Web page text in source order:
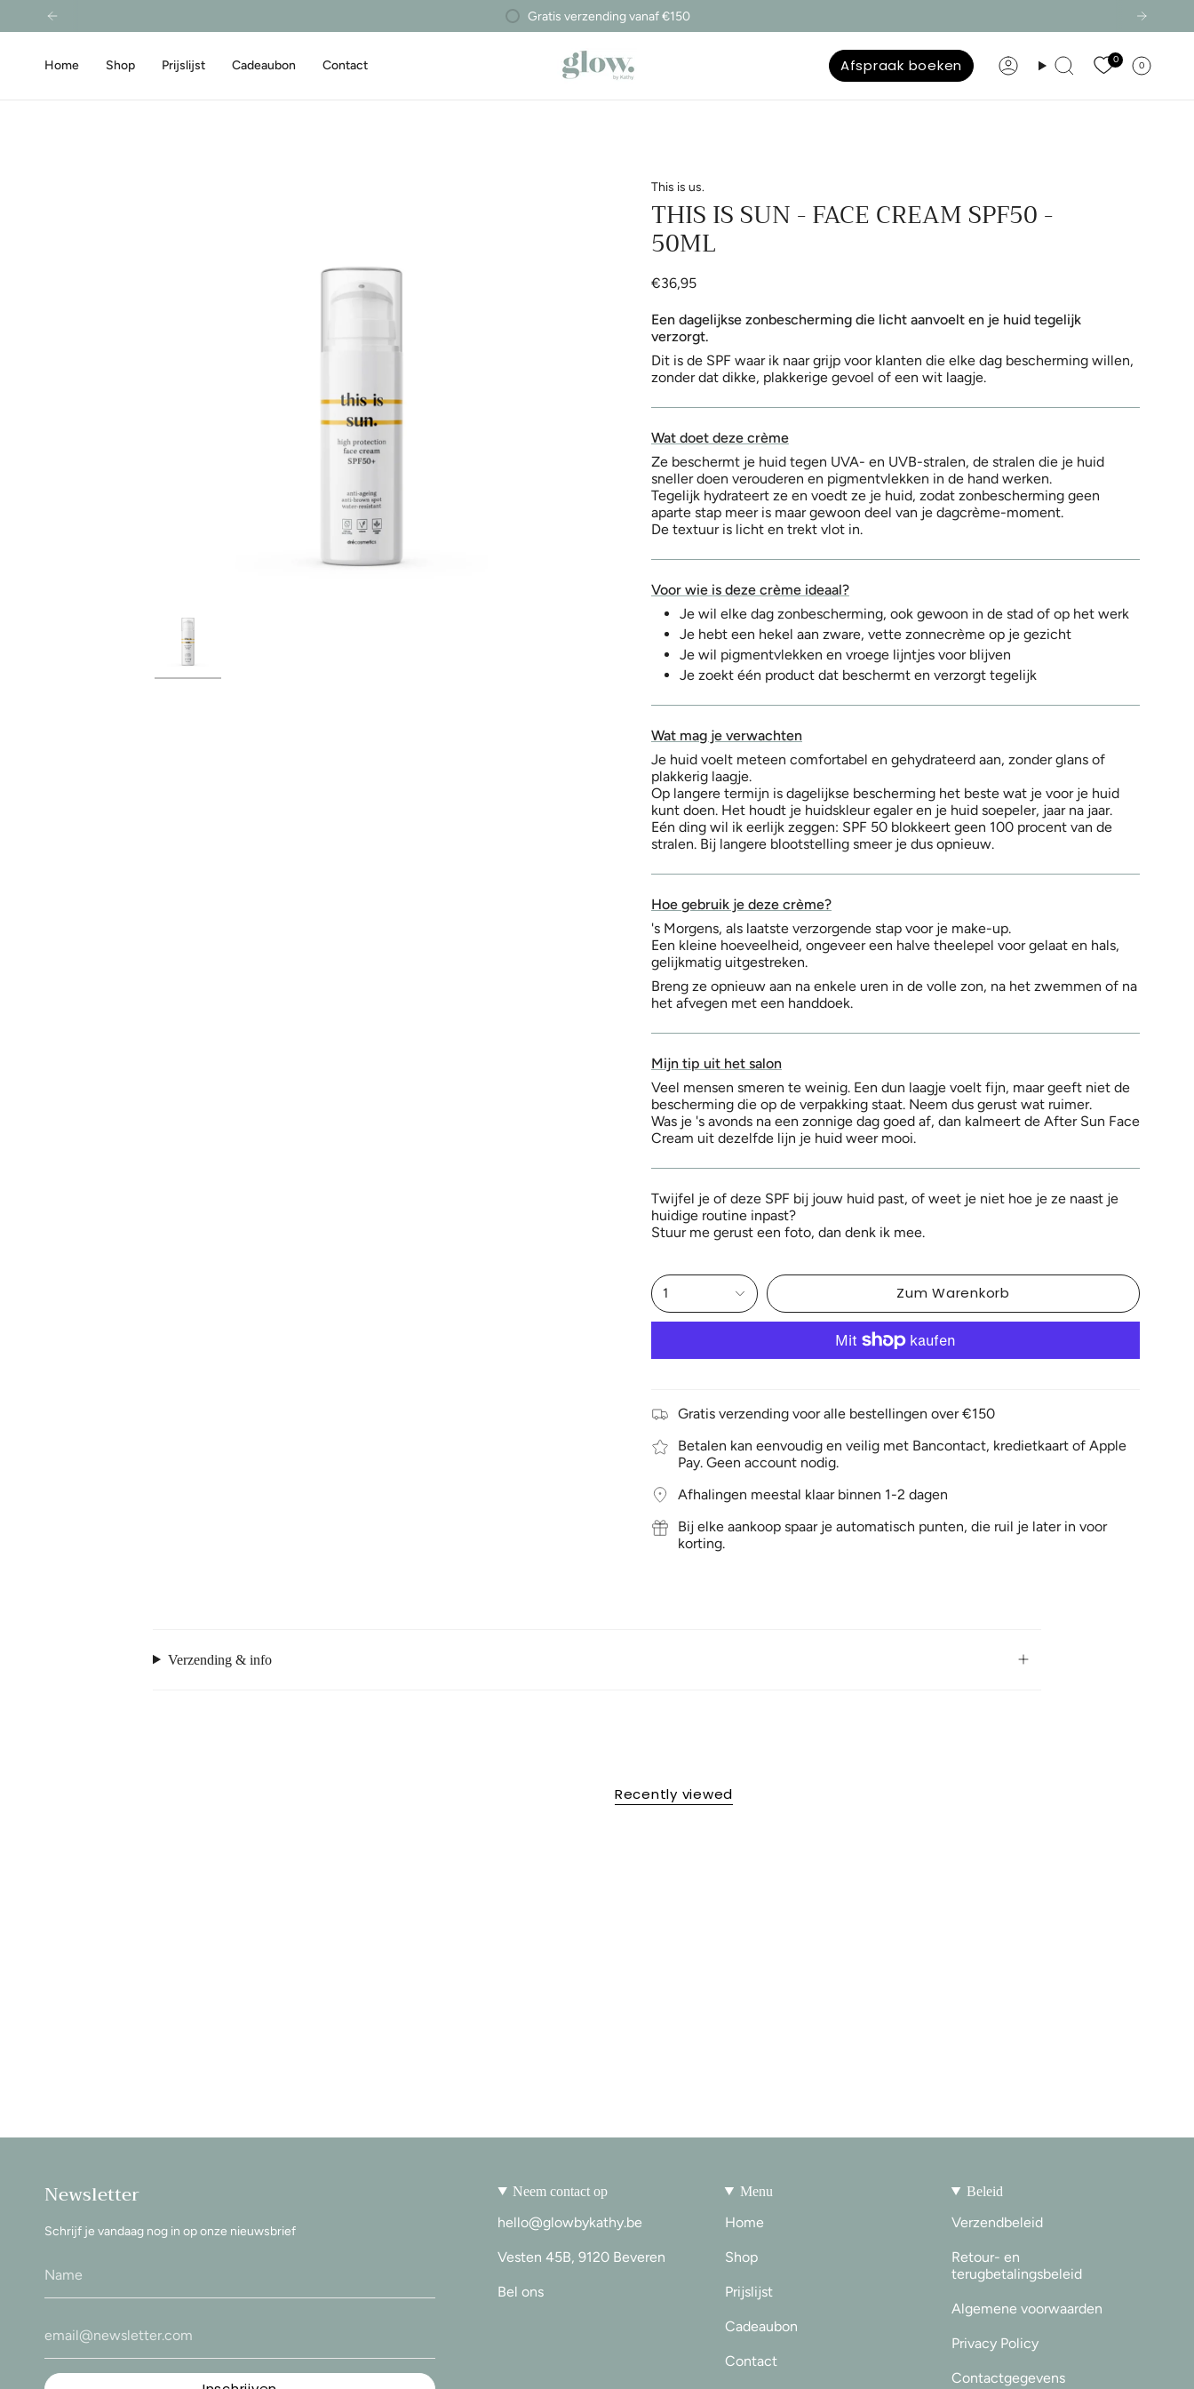
Gratis verzending vanaf €150
Home Shop Prijslijst Cadeaubon Contact Afspraak boeken Konto Suche
0
0
This is us.
THIS IS SUN - FACE CREAM SPF50 -
50ML
€36,95
Een dagelijkse zonbescherming die licht aanvoelt en je huid tegelijk
verzorgt.
Dit is de SPF waar ik naar grijp voor klanten die elke dag bescherming willen,
zonder dat dikke, plakkerige gevoel of een wit laagje.
Wat doet deze crème
Ze beschermt je huid tegen UVA- en UVB-stralen, de stralen die je huid
sneller doen verouderen en pigmentvlekken in de hand werken.
Tegelijk hydrateert ze en voedt ze je huid, zodat zonbescherming geen
aparte stap meer is maar gewoon deel van je dagcrème-moment.
De textuur is licht en trekt vlot in.
Voor wie is deze crème ideaal?
Je wil elke dag zonbescherming, ook gewoon in de stad of op het werk
Je hebt een hekel aan zware, vette zonnecrème op je gezicht
Je wil pigmentvlekken en vroege lijntjes voor blijven
Je zoekt één product dat beschermt en verzorgt tegelijk
Wat mag je verwachten
Je huid voelt meteen comfortabel en gehydrateerd aan, zonder glans of
plakkerig laagje.
Op langere termijn is dagelijkse bescherming het beste wat je voor je huid
kunt doen. Het houdt je huidskleur egaler en je huid soepeler, jaar na jaar.
Eén ding wil ik eerlijk zeggen: SPF 50 blokkeert geen 100 procent van de
stralen. Bij langere blootstelling smeer je dus opnieuw.
Hoe gebruik je deze crème?
's Morgens, als laatste verzorgende stap voor je make-up.
Een kleine hoeveelheid, ongeveer een halve theelepel voor gelaat en hals,
gelijkmatig uitgestreken.
Breng ze opnieuw aan na enkele uren in de volle zon, na het zwemmen of na
het afvegen met een handdoek.
Mijn tip uit het salon
Veel mensen smeren te weinig. Een dun laagje voelt fijn, maar geeft niet de
bescherming die op de verpakking staat. Neem dus gerust wat ruimer.
Was je 's avonds na een zonnige dag goed af, dan kalmeert de After Sun Face
Cream uit dezelfde lijn je huid weer mooi.
Twijfel je of deze SPF bij jouw huid past, of weet je niet hoe je ze naast je
huidige routine inpast?
Stuur me gerust een foto, dan denk ik mee.
1 Zum Warenkorb
Gratis verzending voor alle bestellingen over €150
Betalen kan eenvoudig en veilig met Bancontact, kredietkaart of Apple
Pay. Geen account nodig.
Afhalingen meestal klaar binnen 1-2 dagen
Bij elke aankoop spaar je automatisch punten, die ruil je later in voor
korting.
Verzending & info
Recently viewed
Newsletter
Schrijf je vandaag nog in op onze nieuwsbrief
Neem contact op
hello@glowbykathy.be
Vesten 45B, 9120 Beveren
Bel ons
Menu
Home
Shop
Prijslijst
Cadeaubon
Contact
Beleid
Verzendbeleid
Retour- en
terugbetalingsbeleid
Algemene voorwaarden
Privacy Policy
Contactgegevens